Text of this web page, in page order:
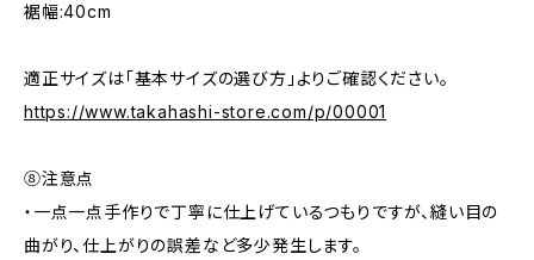
裾幅:40cm
適正サイズは「基本サイズの選び方」よりご確認ください。
https://www.takahashi-store.com/p/00001
⑧注意点
・一点一点手作りで丁寧に仕上げているつもりですが、縫い目の
曲がり、仕上がりの誤差など多少発生します。